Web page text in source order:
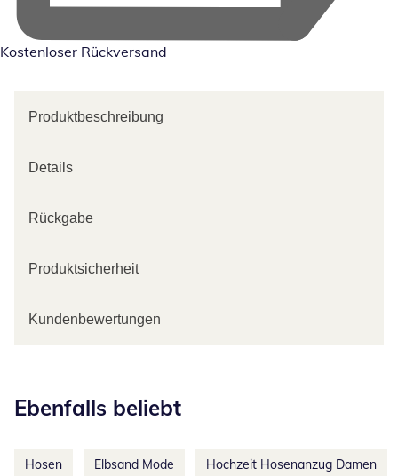
Kostenloser Rückversand
Produktbeschreibung
Details
Rückgabe
Produktsicherheit
Kundenbewertungen
Ebenfalls beliebt
Hosen Elbsand Mode Hochzeit Hosenanzug Damen